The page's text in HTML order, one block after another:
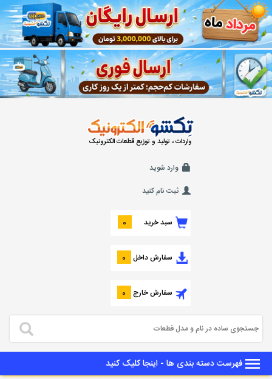
واردات ، تولید و توزیع قطعات الکترونیک
وارد شوید
ثبت نام کنید
سبد خرید 0
سفارش داخل 0
سفارش خارج 0
فهرست دسته بندی ها - اینجا کلیک کنید